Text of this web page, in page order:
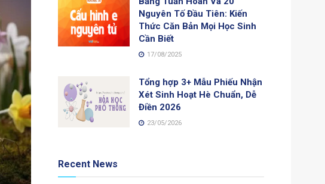
Nguyên Tố Đầu Tiên: Kiến
Thức Căn Bản Mọi Học Sinh
Cần Biết
17/08/2025
Tổng hợp 3+ Mẫu Phiếu Nhận
Xét Sinh Hoạt Hè Chuẩn, Dễ
Điền 2026
23/05/2026
Recent News